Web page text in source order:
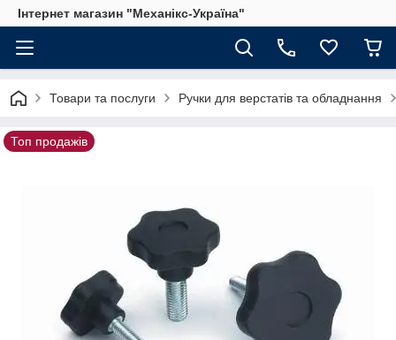
Інтернет магазин "Механікс-Україна"
Товари та послуги Ручки для верстатів та обладнання
Топ продажів